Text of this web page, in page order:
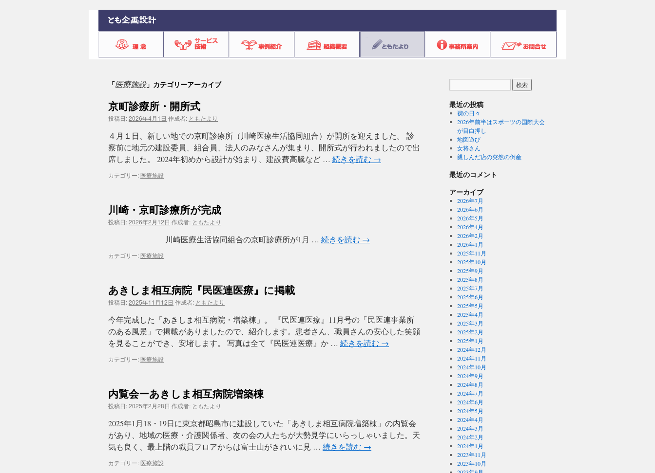
「医療施設」カテゴリーアーカイブ
京町診療所・開所式
投稿日:2026年4月1日 作成者: ともたより
４月１日、新しい地での京町診療所（川崎医療生活協同組合）が開所を迎えました。 診
察前に地元の建設委員、組合員、法人のみなさんが集まり、開所式が行われましたので出
席しました。 2024年初めから設計が始まり、建設費高騰など … 続きを読む →
カテゴリー:医療施設
川崎・京町診療所が完成
投稿日:2026年2月12日 作成者: ともたより
川崎医療生活協同組合の京町診療所が1月 … 続きを読む →
カテゴリー:医療施設
あきしま相互病院『民医連医療』に掲載
投稿日:2025年11月12日 作成者: ともたより
今年完成した「あきしま相互病院・増築棟」。 『民医連医療』11月号の「民医連事業所
のある風景」で掲載がありましたので、紹介します。患者さん、職員さんの安心した笑顔
を見ることができ、安堵します。 写真は全て『民医連医療』か … 続きを読む →
カテゴリー:医療施設
内覧会ーあきしま相互病院増築棟
投稿日:2025年2月28日 作成者: ともたより
2025年1月18・19日に東京都昭島市に建設していた「あきしま相互病院増築棟」の内覧会
があり、地域の医療・介護関係者、友の会の人たちが大勢見学にいらっしゃいました。天
気も良く、最上階の職員フロアからは富士山がきれいに見 … 続きを読む →
カテゴリー:医療施設
最近の投稿
禊の日々
2026年前半はスポーツの国際大会
が目白押し
地図遊び
女将さん
親しんだ店の突然の倒産
最近のコメント
アーカイブ
2026年7月
2026年6月
2026年5月
2026年4月
2026年2月
2026年1月
2025年11月
2025年10月
2025年9月
2025年8月
2025年7月
2025年6月
2025年5月
2025年4月
2025年3月
2025年2月
2025年1月
2024年12月
2024年11月
2024年10月
2024年9月
2024年8月
2024年7月
2024年6月
2024年5月
2024年4月
2024年3月
2024年2月
2024年1月
2023年11月
2023年10月